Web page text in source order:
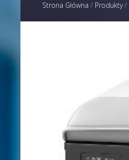
Strona Główna / Produkty/